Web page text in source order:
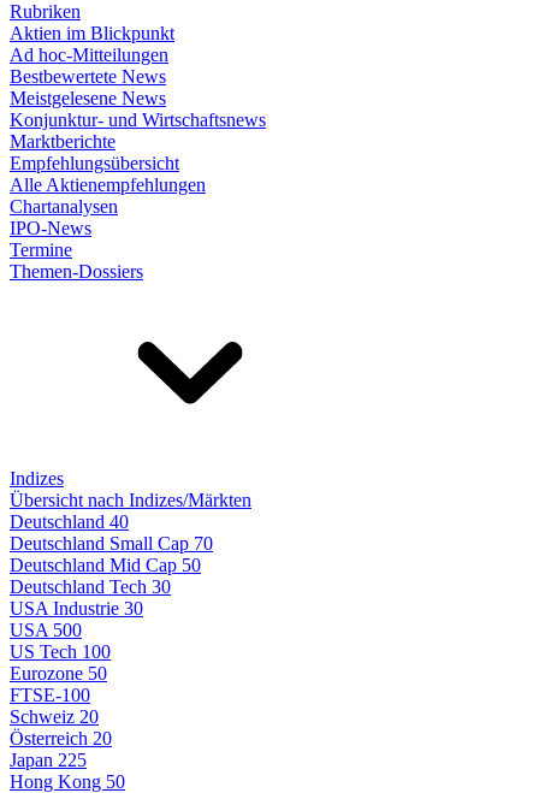
Rubriken
Aktien im Blickpunkt
Ad hoc-Mitteilungen
Bestbewertete News
Meistgelesene News
Konjunktur- und Wirtschaftsnews
Marktberichte
Empfehlungsübersicht
Alle Aktienempfehlungen
Chartanalysen
IPO-News
Termine
Themen-Dossiers
Indizes
Übersicht nach Indizes/Märkten
Deutschland 40
Deutschland Small Cap 70
Deutschland Mid Cap 50
Deutschland Tech 30
USA Industrie 30
USA 500
US Tech 100
Eurozone 50
FTSE-100
Schweiz 20
Österreich 20
Japan 225
Hong Kong 50